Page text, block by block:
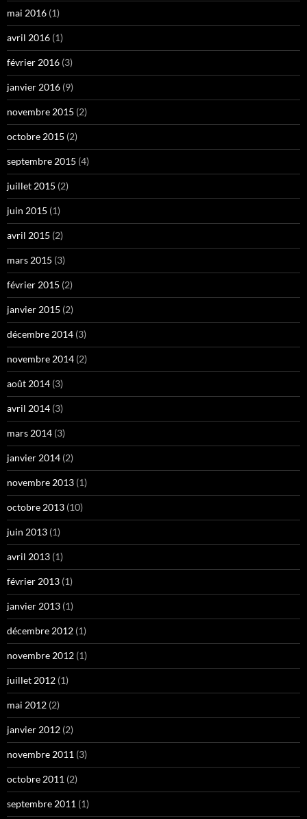
mai 2016 (1)
avril 2016 (1)
février 2016 (3)
janvier 2016 (9)
novembre 2015 (2)
octobre 2015 (2)
septembre 2015 (4)
juillet 2015 (2)
juin 2015 (1)
avril 2015 (2)
mars 2015 (3)
février 2015 (2)
janvier 2015 (2)
décembre 2014 (3)
novembre 2014 (2)
août 2014 (3)
avril 2014 (3)
mars 2014 (3)
janvier 2014 (2)
novembre 2013 (1)
octobre 2013 (10)
juin 2013 (1)
avril 2013 (1)
février 2013 (1)
janvier 2013 (1)
décembre 2012 (1)
novembre 2012 (1)
juillet 2012 (1)
mai 2012 (2)
janvier 2012 (2)
novembre 2011 (3)
octobre 2011 (2)
septembre 2011 (1)